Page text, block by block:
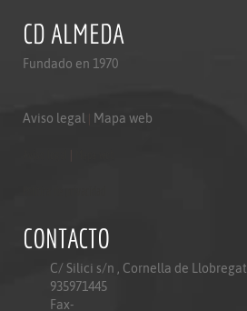
CD ALMEDA
Fundado en 1970
Aviso legal Mapa web
CONTACTO
C/ Silici s/n , Cornella de Llobregat
935971445
Fax-